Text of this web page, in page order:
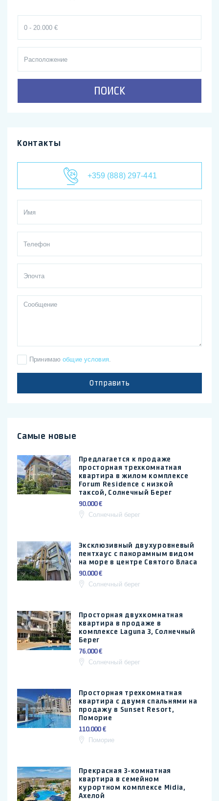
ПОИСК
Контакты
+359 (888) 297-441
Принимаюобщие условия.
Отправить
Самые новые
Предлагается к продаже
просторная трехкомнатная
квартира в жилом комплексе
Forum Residence с низкой
таксой, Солнечный Берег
90.000 €
Солнечный берег
Эксклюзивный двухуровневый
пентхаус с панорамным видом
на море в центре Святого Власа
90.000 €
Солнечный берег
Просторная двухкомнатная
квартира в продаже в
комплексе Laguna 3, Солнечный
Берег
76.000 €
Солнечный берег
Просторная трехкомнатная
квартира с двумя спальнями на
продажу в Sunset Resort,
Поморие
110.000 €
Поморие
Прекрасная 3-комнатная
квартира в семейном
курортном комплексе Midia,
Ахелой